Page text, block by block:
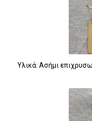
Υλικά: Ασήμι